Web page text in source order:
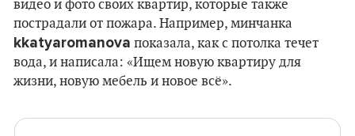
видео и фото своих квартир, которые также
пострадали от пожара. Например, минчанка
kkatyaromanova показала, как с потолка течет
вода, и написала: «Ищем новую квартиру для
жизни, новую мебель и новое всё».